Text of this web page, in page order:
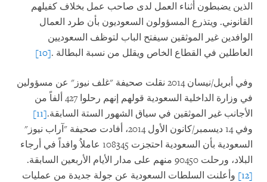
الذين يضبطون أثناء العمل لدى صاحب عمل بخلاف كفيلهم
القانوني. ويتذرع المسؤولون السعوديون بأن طرد العمال
الوافدين غير الموثقين سيفتح الباب لتوظف السعوديين
العاطلين في القطاع الخاص ويقلل من نسبة البطالة .
[10]
وفي أبريل/نيسان 2014 نقلت صحيفة "غلف نيوز" عن مسؤولين
في وزارة الداخلية السعودية قولهم إنهم رحلوا 427 ألفاً من
الأجانب غير الموثقين في سياق الشهور الستة السابقة.[11]
وفي 14 ديسمبر/كانون الأول 2014، أفادت صحيفة "آراب نيوز"
السعودية بأن السعودية احتجزت 108345 عاملاُ وافداً في أرجاء
البلاد، ورحلت 90450 منهم على مدار الأيام الأربعين السابقة.
[12]
وأعلنت السلطات السعودية عن جولة جديدة من عمليات